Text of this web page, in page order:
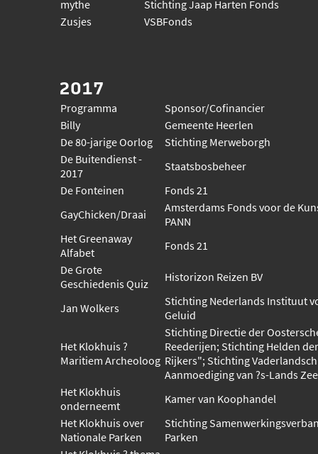
mythe
Stichting Jaap Harten Fonds
Zusjes
VSBFonds
2017
Programma
Sponsor/Cofinancier
Billy
Gemeente Heerlen
De 80-jarige Oorlog
Stichting Merweborgh
De Buitendienst -
2017
Staatsbosbeheer
De Fonteinen
Fonds 21
GayChicken/Draai
Amsterdams Fonds voor de
PANN
Het Greenaway
Alfabet
Fonds 21
De Grote
Geschiedenis Quiz
Historizon Reizen BV
Jan Wolkers
Stichting Nederlands Instituut
Geluid
Het Klokhuis ?
Maritiem Archeoloog
Stichting Directie der
Reederijen; Stichting Helden
Rijkers"; Stichting
Aanmoediging van ?s-Lands
Het Klokhuis
onderneemt
Kamer van Koophandel
Het Klokhuis over
Nationale Parken
Stichting
Parken